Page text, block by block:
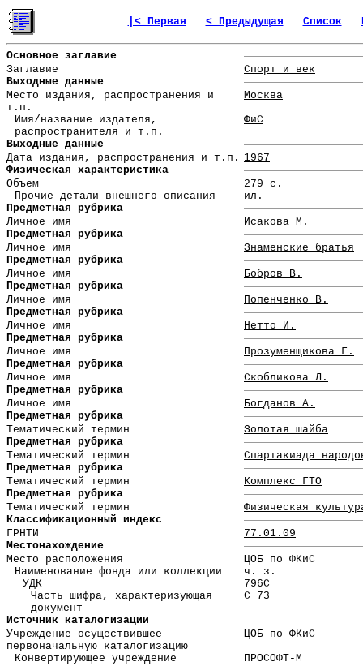
|< Первая < Предыдущая Список
Основное заглавие
Заглавие
Спорт и век
Выходные данные
Место издания, распространения и
т.п.
Москва
Имя/название издателя,
распространителя и т.п.
ФиС
Выходные данные
Дата издания, распространения и т.п. 1967
Физическая характеристика
Объем
279 с.
Прочие детали внешнего описания
ил.
Предметная рубрика
Личное имя
Исакова М.
Предметная рубрика
Личное имя
Знаменские братья
Предметная рубрика
Личное имя
Бобров В.
Предметная рубрика
Личное имя
Попенченко В.
Предметная рубрика
Личное имя
Нетто И.
Предметная рубрика
Личное имя
Прозуменщикова Г.
Предметная рубрика
Личное имя
Скобликова Л.
Предметная рубрика
Личное имя
Богданов А.
Предметная рубрика
Тематический термин
Золотая шайба
Предметная рубрика
Тематический термин
Спартакиада
Предметная рубрика
Тематический термин
Комплекс ГТО
Предметная рубрика
Тематический термин
Физическая
Классификационный индекс
ГРНТИ
77.01.09
Местонахождение
Место расположения
ЦОБ по ФКиС
Наименование фонда или коллекции
ч. з.
УДК
796С
Часть шифра, характеризующая
документ
С 73
Источник каталогизации
Учреждение осуществившее
первоначальную каталогизацию
ЦОБ по ФКиС
Конвертирующее учреждение
ПРОСОФТ-М